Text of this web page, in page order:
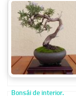
Bonsái de interior.